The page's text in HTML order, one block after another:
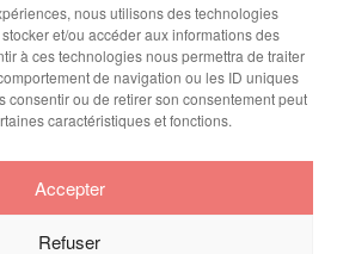
nous utilisons des technologies
et/ou accéder aux informations des
à ces technologies nous permettra de traiter
de navigation ou les ID uniques
consentir ou de retirer son consentement peut
caractéristiques et fonctions.
Accepter
Refuser
de nos dernières